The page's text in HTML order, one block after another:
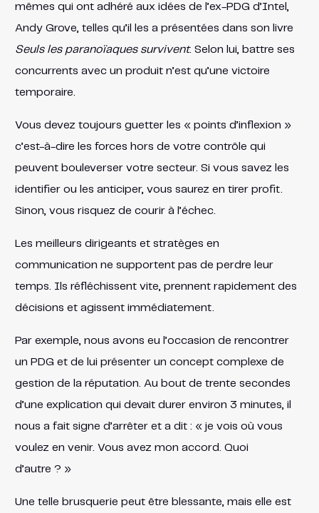
mêmes qui ont adhéré aux idées de l’ex-PDG d’Intel,
Andy Grove, telles qu’il les a présentées dans son livre
Seuls les paranoïaques survivent. Selon lui, battre ses
concurrents avec un produit n’est qu’une victoire
temporaire.
Vous devez toujours guetter les « points d’inflexion »
c’est-à-dire les forces hors de votre contrôle qui
peuvent bouleverser votre secteur. Si vous savez les
identifier ou les anticiper, vous saurez en tirer profit.
Sinon, vous risquez de courir à l’échec.
Les meilleurs dirigeants et stratèges en
communication ne supportent pas de perdre leur
temps. Ils réfléchissent vite, prennent rapidement des
décisions et agissent immédiatement.
Par exemple, nous avons eu l’occasion de rencontrer
un PDG et de lui présenter un concept complexe de
gestion de la réputation. Au bout de trente secondes
d’une explication qui devait durer environ 3 minutes, il
nous a fait signe d’arrêter et a dit : « je vois où vous
voulez en venir. Vous avez mon accord. Quoi
d’autre ? »
Une telle brusquerie peut être blessante, mais elle est